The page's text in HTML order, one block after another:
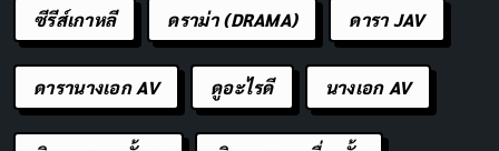
ซีรีส์เกาหลี ดราม่า (DRAMA) ดารา JAV
ดารานางเอก AV ดูอะไรดี นางเอก AV